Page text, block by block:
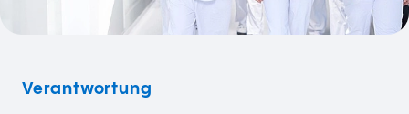
Standorte
News &Insights
Verantwortung